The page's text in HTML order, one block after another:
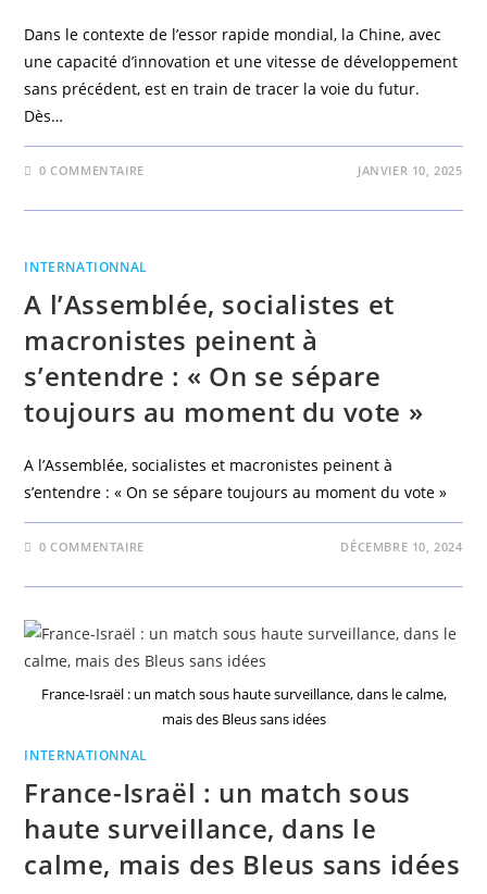
Dans le contexte de l’essor rapide mondial, la Chine, avec
une capacité d’innovation et une vitesse de développement
sans précédent, est en train de tracer la voie du futur.
Dès…
0 COMMENTAIRE JANVIER 10, 2025
INTERNATIONNAL
A l’Assemblée, socialistes et
macronistes peinent à
s’entendre : « On se sépare
toujours au moment du vote »
A l’Assemblée, socialistes et macronistes peinent à
s’entendre : « On se sépare toujours au moment du vote »
0 COMMENTAIRE DÉCEMBRE 10, 2024
France-Israël : un match sous haute surveillance, dans le calme,
mais des Bleus sans idées
INTERNATIONNAL
France-Israël : un match sous
haute surveillance, dans le
calme, mais des Bleus sans idées